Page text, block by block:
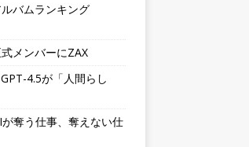
バムランキング
メンバーにZAX
4.5が「人間らし
奪う仕事、奪えない仕